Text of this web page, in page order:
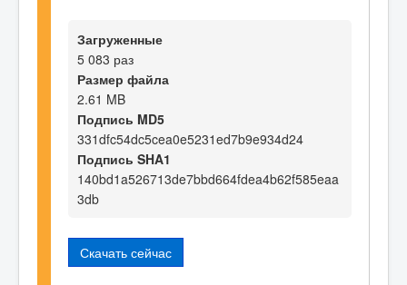
Загруженные
5 083 раз
Размер файла
2.61 MB
Подпись MD5
331dfc54dc5cea0e5231ed7b9e934d24
Подпись SHA1
140bd1a526713de7bbd664fdea4b62f585eaa
3db
Скачать сейчас